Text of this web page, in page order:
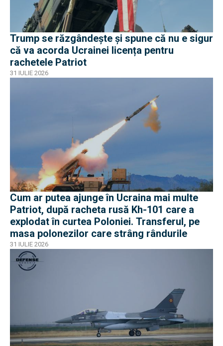
Trump se răzgândește și spune că nu e sigur
că va acorda Ucrainei licența pentru
rachetele Patriot
31 IULIE 2026
Cum ar putea ajunge în Ucraina mai multe
Patriot, după racheta rusă Kh-101 care a
explodat în curtea Poloniei. Transferul, pe
masa polonezilor care strâng rândurile
31 IULIE 2026